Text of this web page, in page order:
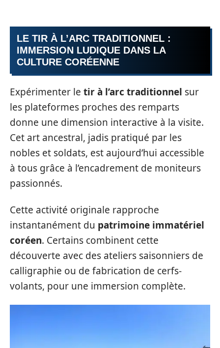
LE TIR À L’ARC TRADITIONNEL :
IMMERSION LUDIQUE DANS LA
CULTURE CORÉENNE
Expérimenter le tir à l’arc traditionnel sur
les plateformes proches des remparts
donne une dimension interactive à la visite.
Cet art ancestral, jadis pratiqué par les
nobles et soldats, est aujourd’hui accessible
à tous grâce à l’encadrement de moniteurs
passionnés.
Cette activité originale rapproche
instantanément du patrimoine immatériel
coréen. Certains combinent cette
découverte avec des ateliers saisonniers de
calligraphie ou de fabrication de cerfs-
volants, pour une immersion complète.